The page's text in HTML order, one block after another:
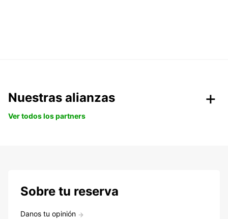
Nuestras alianzas
Ver todos los partners
Sobre tu reserva
Danos tu opinión